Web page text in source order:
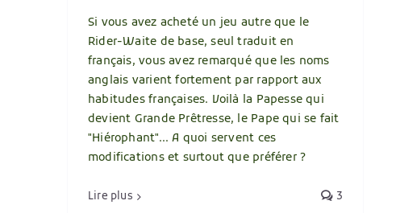
Si vous avez acheté un jeu autre que le
Rider-Waite de base, seul traduit en
français, vous avez remarqué que les noms
anglais varient fortement par rapport aux
habitudes françaises. Voilà la Papesse qui
devient Grande Prêtresse, le Pape qui se fait
"Hiérophant"... A quoi servent ces
modifications et surtout que préférer ?
Lire plus 3